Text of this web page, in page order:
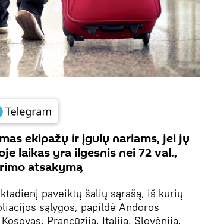
ekipažų ir įgulų nariams, jei jų
laikas yra ilgesnis nei 72 val.,
atsakymą
paveiktų šalių sąrašą, iš kurių
sąlygos, papildė Andoros
Prancūzija, Italija, Slovėnija,